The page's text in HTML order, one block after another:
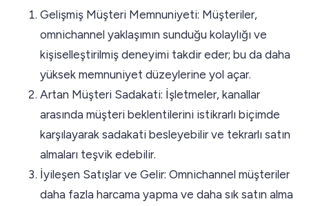
Gelişmiş Müşteri Memnuniyeti: Müşteriler,
omnichannel yaklaşımın sunduğu kolaylığı ve
kişiselleştirilmiş deneyimi takdir eder; bu da daha
yüksek memnuniyet düzeylerine yol açar.
Artan Müşteri Sadakati: İşletmeler, kanallar
arasında müşteri beklentilerini istikrarlı biçimde
karşılayarak sadakati besleyebilir ve tekrarlı satın
almaları teşvik edebilir.
İyileşen Satışlar ve Gelir: Omnichannel müşteriler
daha fazla harcama yapma ve daha sık satın alma